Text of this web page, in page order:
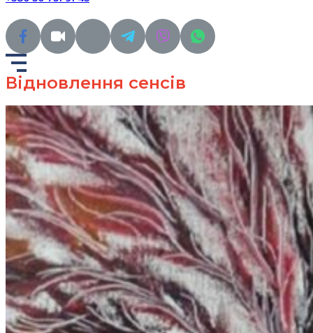
Відновлення сенсів